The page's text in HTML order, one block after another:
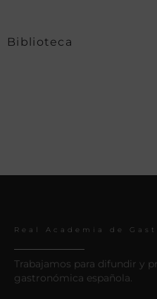
Biblioteca
Real Academia de
Trabajamos para difundir y
gastronómica española.